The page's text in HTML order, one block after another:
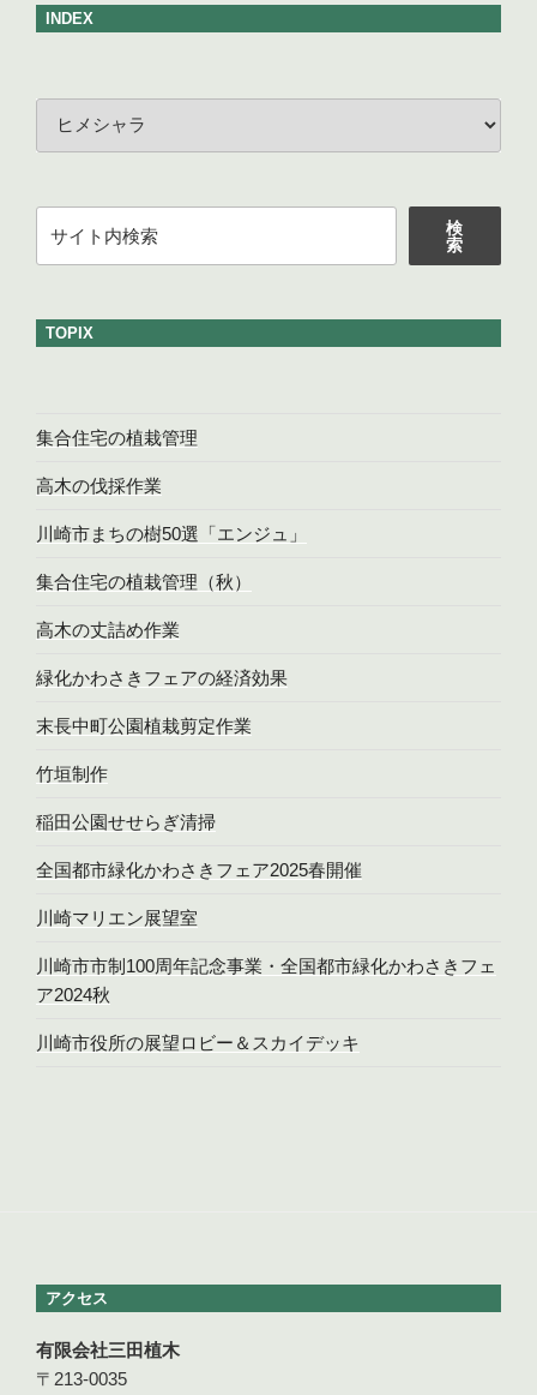
INDEX
検
索
TOPIX
集合住宅の植栽管理
高木の伐採作業
川崎市まちの樹50選「エンジュ」
集合住宅の植栽管理（秋）
高木の丈詰め作業
緑化かわさきフェアの経済効果
末長中町公園植栽剪定作業
竹垣制作
稲田公園せせらぎ清掃
全国都市緑化かわさきフェア2025春開催
川崎マリエン展望室
川崎市市制100周年記念事業・全国都市緑化かわさきフェ
ア2024秋
川崎市役所の展望ロビー＆スカイデッキ
アクセス
有限会社三田植木
〒213-0035